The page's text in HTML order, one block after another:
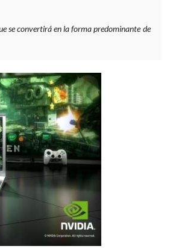
se convertirá en la forma predominante de